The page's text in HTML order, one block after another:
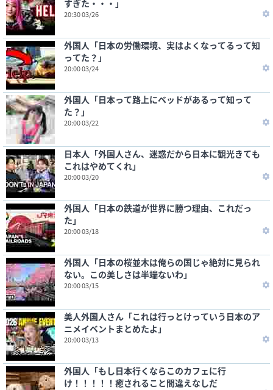
すぎた・・・」
20:30 03/26
外国人「日本の労働環境、実はよくなってるって知
ってた？」
20:00 03/24
外国人「日本って路上にベッドがあるって知って
た？」
20:00 03/22
日本人「外国人さん、迷惑だから日本に観光きても
これはやめてくれ」
20:00 03/20
外国人「日本の鉄道が世界に勝つ理由、これだっ
た」
20:00 03/18
外国人「日本の桜並木は俺らの国じゃ絶対に見られ
ない。この美しさは半端ないわ」
20:00 03/15
美人外国人さん「これは行っとけっていう日本のア
ニメイベントまとめたよ」
20:00 03/13
外国人「もし日本行くならこのカフェに行
け！！！！！癒されること間違えなしだ